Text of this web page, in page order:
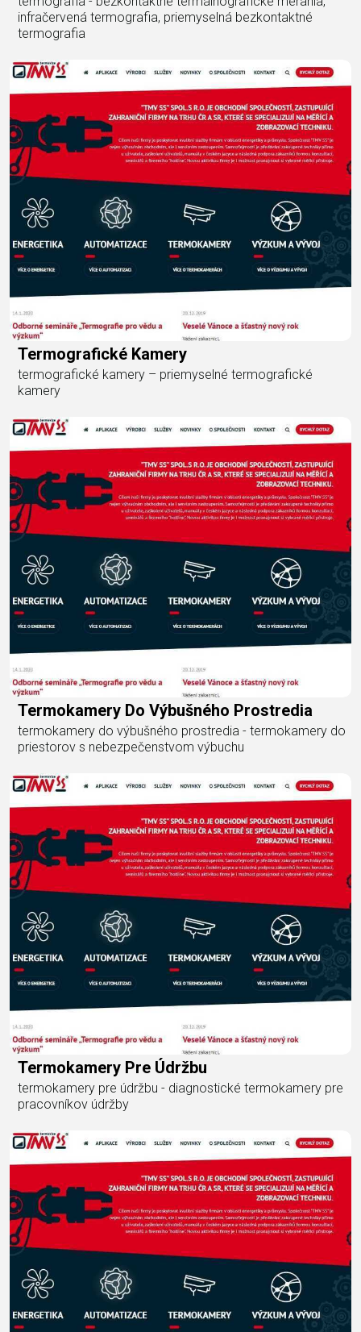
infračervená termografia, priemyselná bezkontaktné
termografia
Termografické Kamery
termografické kamery – priemyselné termografické
kamery
Termokamery Do Výbušného Prostredia
termokamery do výbušného prostredia - termokamery do
priestorov s nebezpečenstvom výbuchu
Termokamery Pre Údržbu
termokamery pre údržbu - diagnostické termokamery pre
pracovníkov údržby